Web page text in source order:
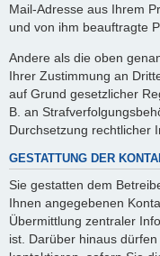
Mail-Adresse aus Ihrem
und von ihm beauftragte
Andere als die oben
Ihrer Zustimmung an
auf Grund gesetzlicher
B. an
Durchsetzung rechtlicher
GESTATTUNG DER
Sie gestatten dem
Ihnen angegebenen
Übermittlung zentraler
ist. Darüber hinaus